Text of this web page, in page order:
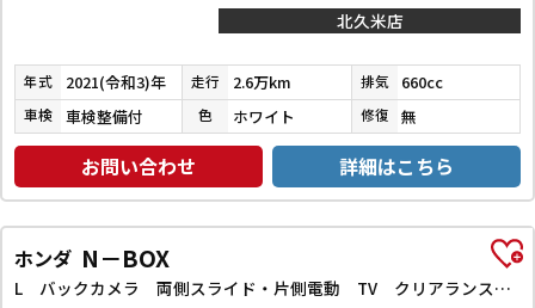
北久米店
年式 2021(令和3)年 走行 2.6万km 排気 660cc
車検 車検整備付 色 ホワイト 修復 無
お問い合わせ 詳細はこちら
ホンダ N－BOX
L バックカメラ 両側スライド・片側電動 TV クリアランスソナー オートクルーズコントロール レーンアシスト 衝突被害軽減システム オートライト スマートキー アイドリングストップ 電動格納ミラー